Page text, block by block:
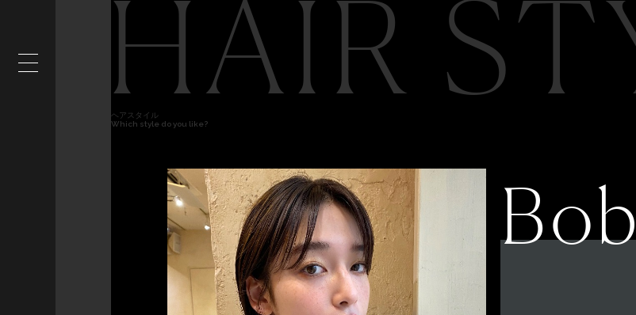
HAIR
ヘアスタイル
Which style do you like?